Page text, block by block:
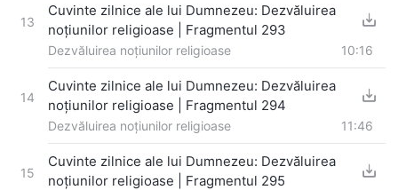
13
Cuvinte zilnice ale lui Dumnezeu: Dezvăluirea
noțiunilor religioase | Fragmentul 293
Dezvăluirea noțiunilor religioase 10:16
14
Cuvinte zilnice ale lui Dumnezeu: Dezvăluirea
noțiunilor religioase | Fragmentul 294
Dezvăluirea noțiunilor religioase 11:46
15
Cuvinte zilnice ale lui Dumnezeu: Dezvăluirea
noțiunilor religioase | Fragmentul 295